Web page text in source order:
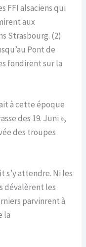
FFI alsaciens qui
aux
Strasbourg. (2)
Pont de
fondirent sur la
à cette époque
des 19. Juni »,
des troupes
s’y attendre. Ni les
dévalèrent les
parvinrent à
la